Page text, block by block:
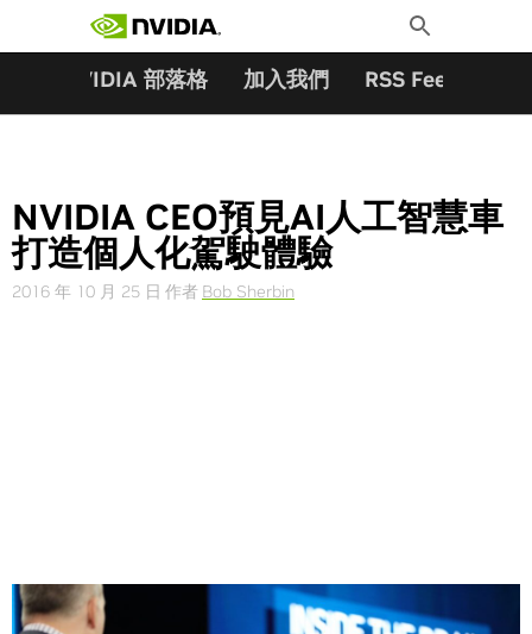
Toggle
Search
NVIDIA 部落格 加入我們 RSS Feeds
NVIDIA CEO預見AI人工智慧車
打造個人化駕駛體驗
2016 年 10 月 25 日 作者 Bob Sherbin
Share